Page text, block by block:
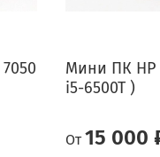
Мини ПК HP
i5-6500T )
От 15 000